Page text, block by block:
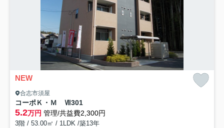
NEW
合志市須屋
コーポＫ・Ｍ Ⅶ301
5.2万円 管理/共益費2,300円
3階 / 53.00㎡ / 1LDK /築13年